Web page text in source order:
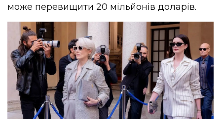
може перевищити 20 мільйонів доларів.